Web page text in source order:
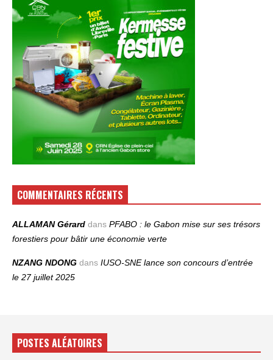
COMMENTAIRES RÉCENTS
ALLAMAN Gérard dans PFABO : le Gabon mise sur ses trésors
forestiers pour bâtir une économie verte
NZANG NDONG dans IUSO‑SNE lance son concours d’entrée
le 27 juillet 2025
POSTES ALÉATOIRES